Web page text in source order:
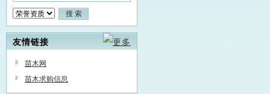
友情链接
苗木网
苗木求购信息